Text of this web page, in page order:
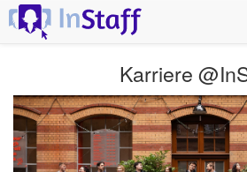
Karriere